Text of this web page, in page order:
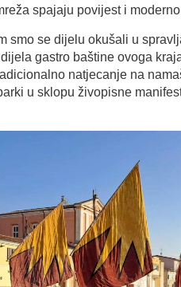
spajaju povijest i
smo se dijelu okušali u
gastro baštine ovoga
natjecanje na
u sklopu živopisne